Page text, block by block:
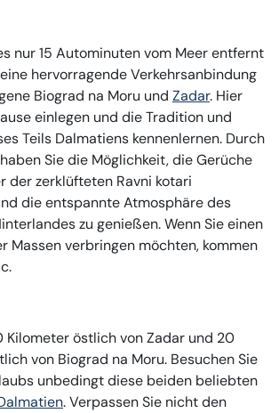
nur 15 Autominuten vom Meer entfernt
hervorragende Verkehrsanbindung
Biograd na Moru und Zadar. Hier
einlegen und die Tradition und
Teils Dalmatiens kennenlernen. Durch
Sie die Möglichkeit, die Gerüche
der zerklüfteten Ravni kotari
die entspannte Atmosphäre des
zu genießen. Wenn Sie einen
Massen verbringen möchten, kommen
Kilometer östlich von Zadar und 20
von Biograd na Moru. Besuchen Sie
unbedingt diese beiden beliebten
. Verpassen Sie nicht den